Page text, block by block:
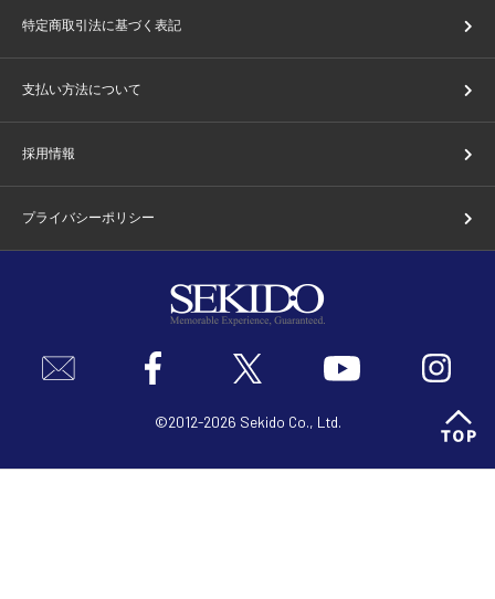
特定商取引法に基づく表記
支払い方法について
採用情報
プライバシーポリシー
©2012-2026 Sekido Co., Ltd.